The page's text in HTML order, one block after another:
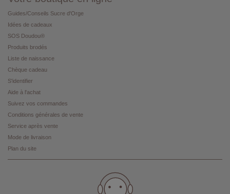
Guides/Conseils Sucre d'Orge
Idées de cadeaux
SOS Doudou®
Produits brodés
Liste de naissance
Chèque cadeau
S'identifier
Aide à l'achat
Suivez vos commandes
Conditions générales de vente
Service après vente
Mode de livraison
Plan du site